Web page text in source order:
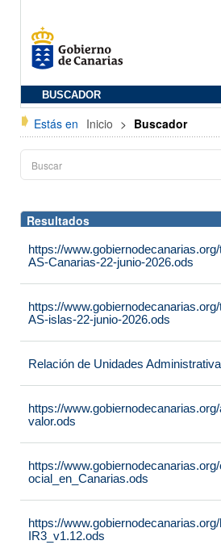
BUSCADOR
Estás en Inicio > Buscador
Resultados
https://
AS-Canarias-22-junio-2026.ods
https://
AS-islas-22-junio-2026.ods
Relación de Unidades
https://
valor.ods
https://
ocial_en_Canarias.ods
https://
IR3_v1.12.ods